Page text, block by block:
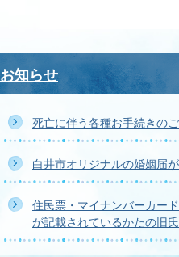
お知らせ
死亡に伴う各種お手続きの
白井市オリジナルの婚姻届
住民票・マイナンバーカー
が記載されているかたの旧